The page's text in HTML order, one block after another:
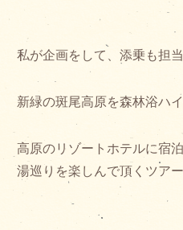
私が企画をして、添乗も担
新緑の斑尾高原を森林浴ハイ
高原のリゾートホテルに宿
湯巡りを楽しんで頂くツアー